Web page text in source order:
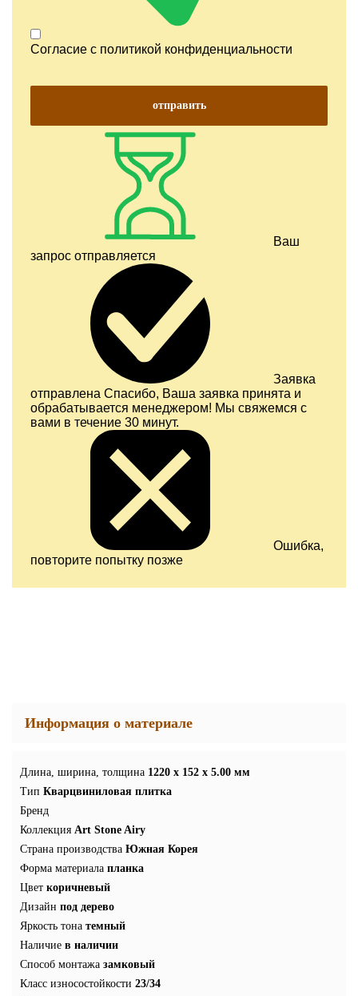
Согласие с политикой конфиденциальности
отправить
Ваш
запрос отправляется
Заявка
отправлена Спасибо, Ваша заявка принята и
обрабатывается менеджером! Мы свяжемся с
вами в течение 30 минут.
Ошибка,
повторите попытку позже
Информация о материале
Длина, ширина, толщина 1220 x 152 x 5.00 мм
Тип Кварцвиниловая плитка
Бренд
Коллекция Art Stone Airy
Страна производства Южная Корея
Форма материала планка
Цвет коричневый
Дизайн под дерево
Яркость тона темный
Наличие в наличии
Способ монтажа замковый
Класс износостойкости 23/34